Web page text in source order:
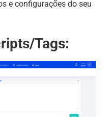
e configurações do seu
Tags: